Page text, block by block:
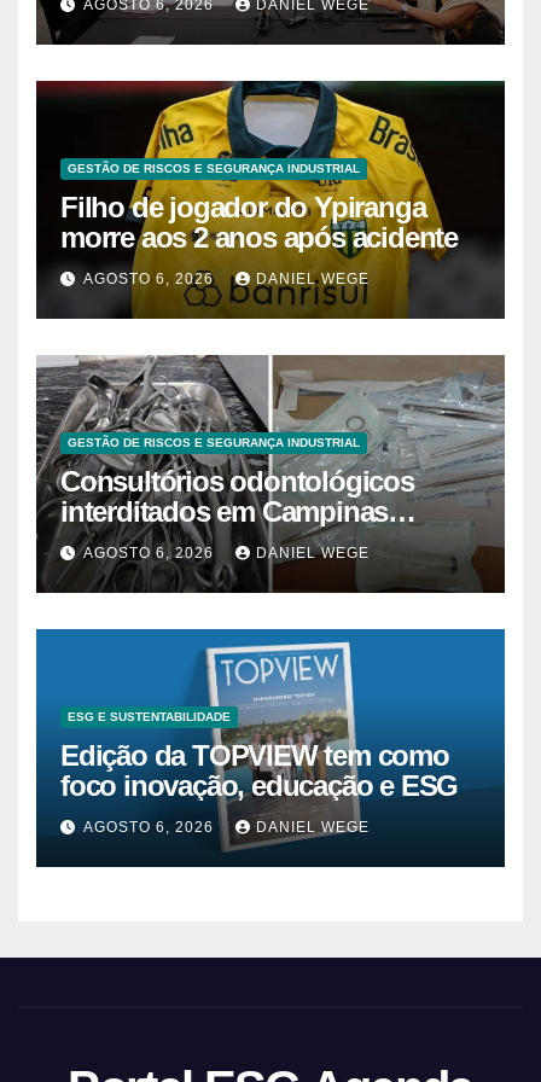
Brasil
AGOSTO 6, 2026 DANIEL WEGE
GESTÃO DE RISCOS E SEGURANÇA INDUSTRIAL
Filho de jogador do Ypiranga
morre aos 2 anos após acidente
AGOSTO 6, 2026 DANIEL WEGE
GESTÃO DE RISCOS E SEGURANÇA INDUSTRIAL
Consultórios odontológicos
interditados em Campinas
superam 2025
AGOSTO 6, 2026 DANIEL WEGE
ESG E SUSTENTABILIDADE
Edição da TOPVIEW tem como
foco inovação, educação e ESG
AGOSTO 6, 2026 DANIEL WEGE